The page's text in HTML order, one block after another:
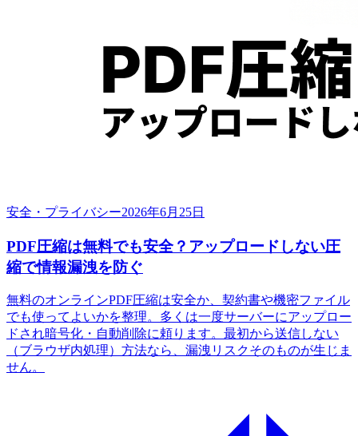
安全・プライバシー2026年6月25日
PDF圧縮は無料でも安全？アップロードしない圧
縮で情報漏洩を防ぐ
無料のオンラインPDF圧縮は安全か、契約書や機密ファイル
でも使ってよいかを整理。多くは一度サーバーにアップロー
ドされ暗号化・自動削除に頼ります。最初から送信しない
（ブラウザ内処理）方法なら、漏洩リスクそのものが生じま
せん。